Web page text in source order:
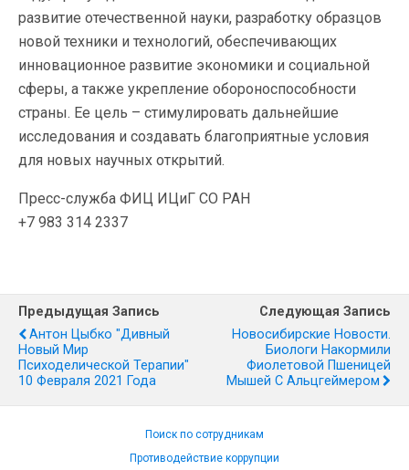
развитие отечественной науки, разработку образцов
новой техники и технологий, обеспечивающих
инновационное развитие экономики и социальной
сферы, а также укрепление обороноспособности
страны. Ее цель – стимулировать дальнейшие
исследования и создавать благоприятные условия
для новых научных открытий.
Пресс-служба ФИЦ ИЦиГ СО РАН
+7 983 314 2337
Предыдущая Запись
Антон Цыбко "Дивный
Новый Мир
Психоделической Терапии"
10 Февраля 2021 Года
Следующая Запись
Новосибирские Новости.
Биологи Накормили
Фиолетовой Пшеницей
Мышей С Альцгеймером
Поиск по сотрудникам
Противодействие коррупции